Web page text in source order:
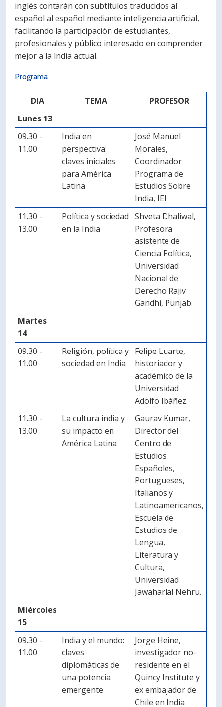
inglés contarán con subtítulos traducidos al
español al español mediante inteligencia artificial,
facilitando la participación de estudiantes,
profesionales y público interesado en comprender
mejor a la India actual.
Programa
DIA TEMA
PROFESOR
Lunes 13
09.30 -
11.00
India en
perspectiva:
claves iniciales
para América
Latina
José Manuel
Morales,
Coordinador
Programa de
Estudios Sobre
India, IEI
11.30 -
13.00
Política y sociedad
en la India
Shveta Dhaliwal,
Profesora
asistente de
Ciencia Política,
Universidad
Nacional de
Derecho Rajiv
Gandhi, Punjab.
Martes
14
09.30 -
11.00
Religión, política y
sociedad en India
Felipe Luarte,
historiador y
académico de la
Universidad
Adolfo Ibáñez.
11.30 -
13.00
La cultura india y
su impacto en
América Latina
Gaurav Kumar,
Director del
Centro de
Estudios
Españoles,
Portugueses,
Italianos y
Latinoamericanos,
Escuela de
Estudios de
Lengua,
Literatura y
Cultura,
Universidad
Jawaharlal Nehru.
Miércoles
15
09.30 -
11.00
India y el mundo:
claves
diplomáticas de
una potencia
emergente
Jorge Heine,
investigador no-
residente en el
Quincy Institute y
ex embajador de
Chile en India